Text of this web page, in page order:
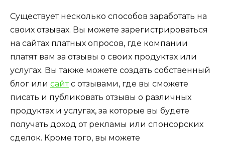
Существует несколько способов заработать на
своих отзывах. Вы можете зарегистрироваться
на сайтах платных опросов, где компании
платят вам за отзывы о своих продуктах или
услугах. Вы также можете создать собственный
блог или сайтс отзывами, где вы сможете
писать и публиковать отзывы о различных
продуктах и услугах, за которые вы будете
получать доход от рекламы или спонсорских
сделок. Кроме того, вы можете